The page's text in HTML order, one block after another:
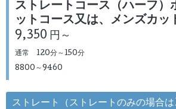
ストレートコース（ハーフ
ットコース又は、メンズカ
9,350 円～
通常 120分～150分
8800～9460
ストレート（ストレートのみの場合